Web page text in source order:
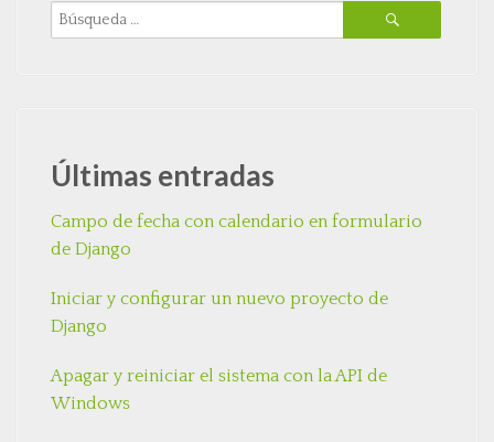
Últimas entradas
Campo de fecha con calendario en formulario
de Django
Iniciar y configurar un nuevo proyecto de
Django
Apagar y reiniciar el sistema con la API de
Windows